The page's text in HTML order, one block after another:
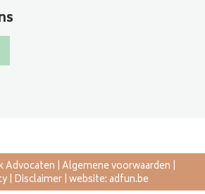
Advocaten |Algemene voorwaarden |
| Disclaimer| website:adfun.be